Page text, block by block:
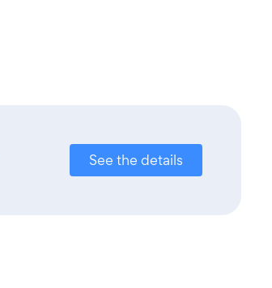
See the details